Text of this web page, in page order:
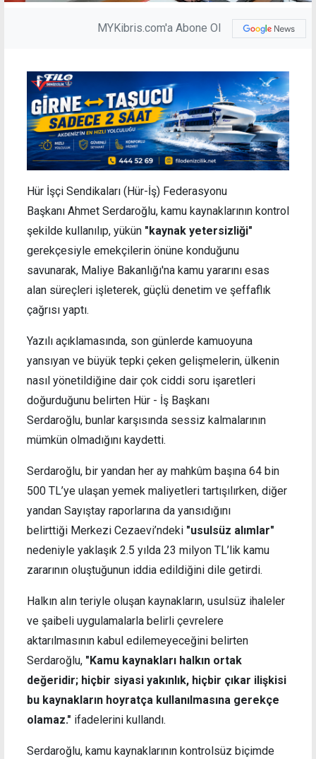
MYKibris.com'a Abone Ol
Hür İşçi Sendikaları (Hür-İş) Federasyonu
Başkanı Ahmet Serdaroğlu, kamu kaynaklarının kontrol
şekilde kullanılıp, yükün "kaynak yetersizliği"
gerekçesiyle emekçilerin önüne konduğunu
savunarak, Maliye Bakanlığı'na kamu yararını esas
alan süreçleri işleterek, güçlü denetim ve şeffaflık
çağrısı yaptı.
Yazılı açıklamasında, son günlerde kamuoyuna
yansıyan ve büyük tepki çeken gelişmelerin, ülkenin
nasıl yönetildiğine dair çok ciddi soru işaretleri
doğurduğunu belirten Hür - İş Başkanı
Serdaroğlu, bunlar karşısında sessiz kalmalarının
mümkün olmadığını kaydetti.
Serdaroğlu, bir yandan her ay mahkûm başına 64 bin
500 TL’ye ulaşan yemek maliyetleri tartışılırken, diğer
yandan Sayıştay raporlarına da yansıdığını
belirttiği Merkezi Cezaevi’ndeki "usulsüz alımlar"
nedeniyle yaklaşık 2.5 yılda 23 milyon TL’lik kamu
zararının oluştuğunun iddia edildiğini dile getirdi.
Halkın alın teriyle oluşan kaynakların, usulsüz ihaleler
ve şaibeli uygulamalarla belirli çevrelere
aktarılmasının kabul edilemeyeceğini belirten
Serdaroğlu, "Kamu kaynakları halkın ortak
değeridir; hiçbir siyasi yakınlık, hiçbir çıkar ilişkisi
bu kaynakların hoyratça kullanılmasına gerekçe
olamaz." ifadelerini kullandı.
Serdaroğlu, kamu kaynaklarının kontrolsüz biçimde